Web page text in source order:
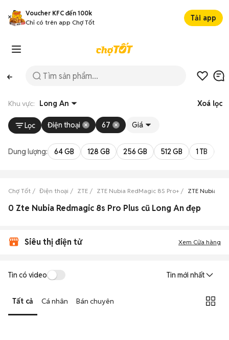
Voucher KFC đến 100k
Chỉ có trên app Chợ Tốt
Tải app
Khu vực: Long An Xoá lọc
Lọc Điện thoại 67 Giá
Dung lượng: 64 GB 128 GB 256 GB 512 GB 1 TB
Chợ Tốt Điện thoại ZTE ZTE Nubia RedMagic 8S Pro+ ZTE Nubia
0 Zte Nubia Redmagic 8s Pro Plus cũ Long An đẹp
Siêu thị điện tử Xem Cửa hàng
Tin có video Tin mới nhất
Tất cả Cá nhân Bán chuyên